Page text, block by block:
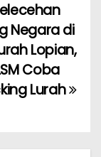
Negara di
Lopian,
Coba
Lurah